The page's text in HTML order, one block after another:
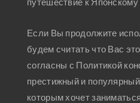
Если Вы продолжите
будем считать что Вас
согласны с Политикой
престижный и
которым хочет заниматься